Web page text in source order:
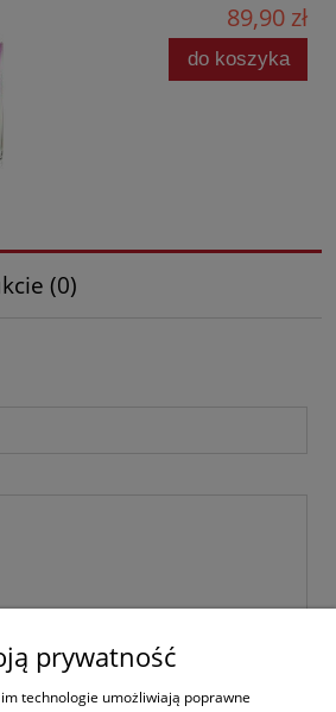
89,90 zł
do koszyka
(0)
prywatność
technologie umożliwiają poprawne